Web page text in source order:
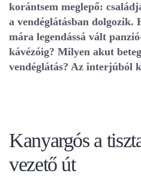
korántsem meglepő:
a vendéglátásban dolgozik.
mára legendássá vált
kávézóig? Milyen akut
vendéglátás? Az interjúból
Kanyargós a
vezető út